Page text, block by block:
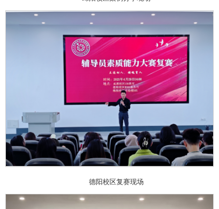
德阳校区复赛现场